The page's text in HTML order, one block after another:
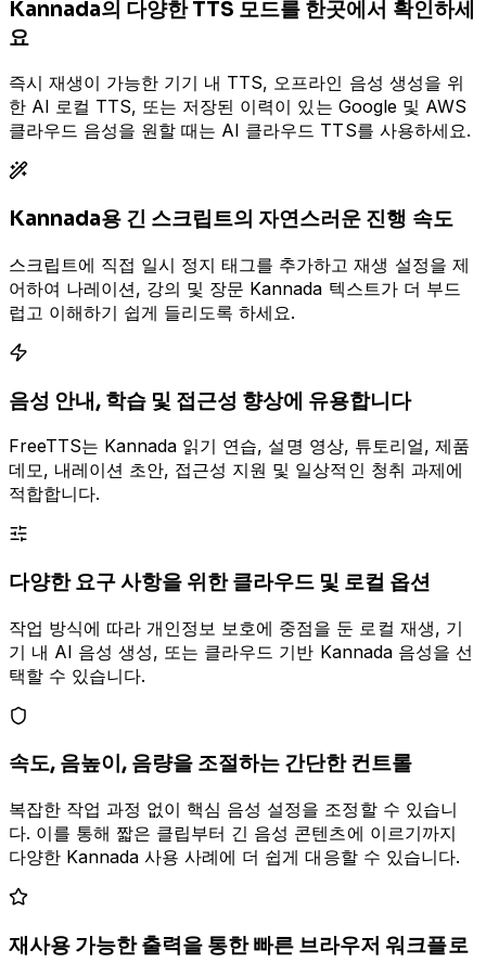
Kannada의 다양한 TTS 모드를 한곳에서 확인하세
요
즉시 재생이 가능한 기기 내 TTS, 오프라인 음성 생성을 위
한 AI 로컬 TTS, 또는 저장된 이력이 있는 Google 및 AWS
클라우드 음성을 원할 때는 AI 클라우드 TTS를 사용하세요.
Kannada용 긴 스크립트의 자연스러운 진행 속도
스크립트에 직접 일시 정지 태그를 추가하고 재생 설정을 제
어하여 나레이션, 강의 및 장문 Kannada 텍스트가 더 부드
럽고 이해하기 쉽게 들리도록 하세요.
음성 안내, 학습 및 접근성 향상에 유용합니다
FreeTTS는 Kannada 읽기 연습, 설명 영상, 튜토리얼, 제품
데모, 내레이션 초안, 접근성 지원 및 일상적인 청취 과제에
적합합니다.
다양한 요구 사항을 위한 클라우드 및 로컬 옵션
작업 방식에 따라 개인정보 보호에 중점을 둔 로컬 재생, 기
기 내 AI 음성 생성, 또는 클라우드 기반 Kannada 음성을 선
택할 수 있습니다.
속도, 음높이, 음량을 조절하는 간단한 컨트롤
복잡한 작업 과정 없이 핵심 음성 설정을 조정할 수 있습니
다. 이를 통해 짧은 클립부터 긴 음성 콘텐츠에 이르기까지
다양한 Kannada 사용 사례에 더 쉽게 대응할 수 있습니다.
재사용 가능한 출력을 통한 빠른 브라우저 워크플로